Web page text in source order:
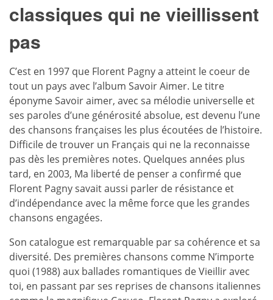
classiques qui ne vieillissent
pas
C’est en 1997 que Florent Pagny a atteint le coeur de
tout un pays avec l’album Savoir Aimer. Le titre
éponyme Savoir aimer, avec sa mélodie universelle et
ses paroles d’une générosité absolue, est devenu l’une
des chansons françaises les plus écoutées de l’histoire.
Difficile de trouver un Français qui ne la reconnaisse
pas dès les premières notes. Quelques années plus
tard, en 2003, Ma liberté de penser a confirmé que
Florent Pagny savait aussi parler de résistance et
d’indépendance avec la même force que les grandes
chansons engagées.
Son catalogue est remarquable par sa cohérence et sa
diversité. Des premières chansons comme N’importe
quoi (1988) aux ballades romantiques de Vieillir avec
toi, en passant par ses reprises de chansons italiennes